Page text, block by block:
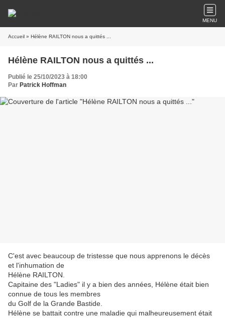
MENU
Accueil » Hélène RAILTON nous a quittés ...
Hélène RAILTON nous a quittés ...
Publié le 25/10/2023 à 18:00
Par Patrick Hoffman
C'est avec beaucoup de tristesse que nous apprenons le décès
et l'inhumation de
Hélène RAILTON.
Capitaine des "Ladies" il y a bien des années, Hélène était bien
connue de tous les membres
du Golf de la Grande Bastide.
Hélène se battait contre une maladie qui malheureusement était